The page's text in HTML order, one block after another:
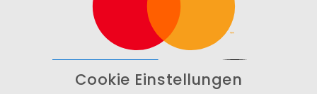
Cookie Einstellungen